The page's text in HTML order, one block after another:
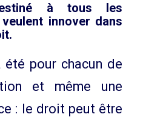
à tous les
innover dans
été pour chacun de
et même une
: le droit peut être